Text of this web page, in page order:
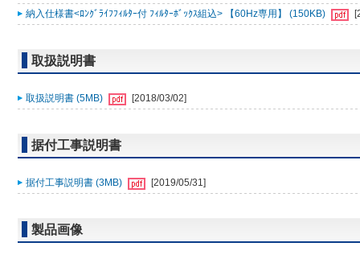
納入仕様書<ﾛﾝｸﾞﾗｲﾌﾌｨﾙﾀｰ付 ﾌｨﾙﾀｰﾎﾞｯｸｽ組込> 【60Hz専用】 (150KB)
取扱説明書
取扱説明書 (5MB) [2018/03/02]
据付工事説明書
据付工事説明書 (3MB) [2019/05/31]
製品画像